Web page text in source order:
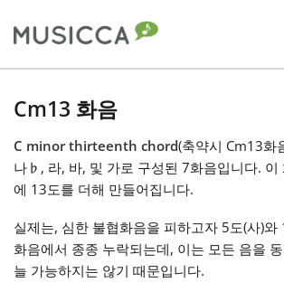
Български
Deutsch
Cm13 화음
C minor thirteenth chord(축약시 Cm13화
나 ♭ , 라, 바, 및 가로 구성된 7화음입니다. 이
에 13도를 더해 만들어집니다.
실제는, 심한 불협화음을 피하고자 5도(사)와
화음에서 종종 누락되는데, 이는 모든 음을
늘 가능하지는 않기 때문입니다.